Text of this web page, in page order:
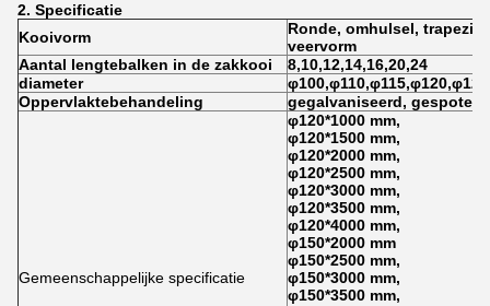
2. Specificatie
Kooivorm
Ronde, omhulsel,
veervorm
Aantal lengtebalken in de zakkooi
8,10,12,14,16,20,24
diameter
Oppervlaktebehandeling
gegalvaniseerd,
Gemeenschappelijke specificatie
φ120*1000 mm,
φ120*1500 mm,
φ120*2000 mm,
φ120*2500 mm,
φ120*3000 mm,
φ120*3500 mm,
φ120*4000 mm,
φ150*2000 mm
φ150*2500 mm,
φ150*3000 mm,
φ150*3500 mm,